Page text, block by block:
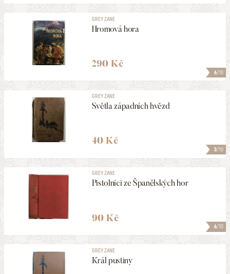
6/10
GREY ZANE
Hromová hora
290 Kč
3/10
GREY ZANE
Světla západních hvězd
40 Kč
6/10
GREY ZANE
Pistolníci ze Španělských hor
90 Kč
GREY ZANE
Král pustiny